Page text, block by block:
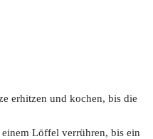
erhitzen und kochen, bis die
Löffel verrühren, bis ein